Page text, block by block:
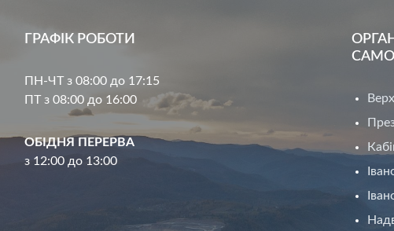
ГРАФІК РОБОТИ
ПН-ЧТ з 08:00 до 17:15
ПТ з 08:00 до 16:00
ОБІДНЯ ПЕРЕРВА
з 12:00 до 13:00